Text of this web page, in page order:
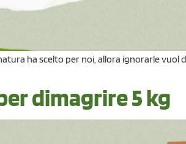
ha scelto per noi, allora ignorarle
dimagrire 5 kg